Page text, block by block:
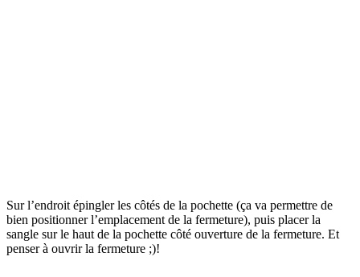
Sur l’endroit épingler les côtés de la pochette (ça va permettre de
bien positionner l’emplacement de la fermeture), puis placer la
sangle sur le haut de la pochette côté ouverture de la fermeture. Et
penser à ouvrir la fermeture ;)!